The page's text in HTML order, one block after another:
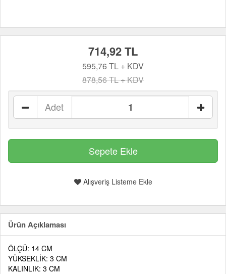
714,92 TL
595,76 TL + KDV
878,56 TL + KDV
Adet
Alışveriş Listeme Ekle
Ürün Açıklaması
ÖLÇÜ: 14 CM
YÜKSEKLİK: 3 CM
KALINLIK: 3 CM